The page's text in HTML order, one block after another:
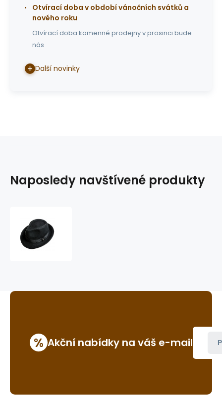
Otvírací doba v období vánočních svátků a
nového roku
Otvírací doba kamenné prodejny v prosinci bude
nás
Další novinky
Naposledy navštívené produkty
% Akční nabídky na váš e-mail